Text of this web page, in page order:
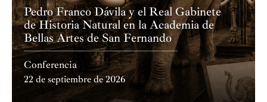
Pedro Franco Dávila y el Real Gabinete
de Historia Natural en la Academia de
Bellas Artes de San Fernando
Conferencia
22 de septiembre de 2026